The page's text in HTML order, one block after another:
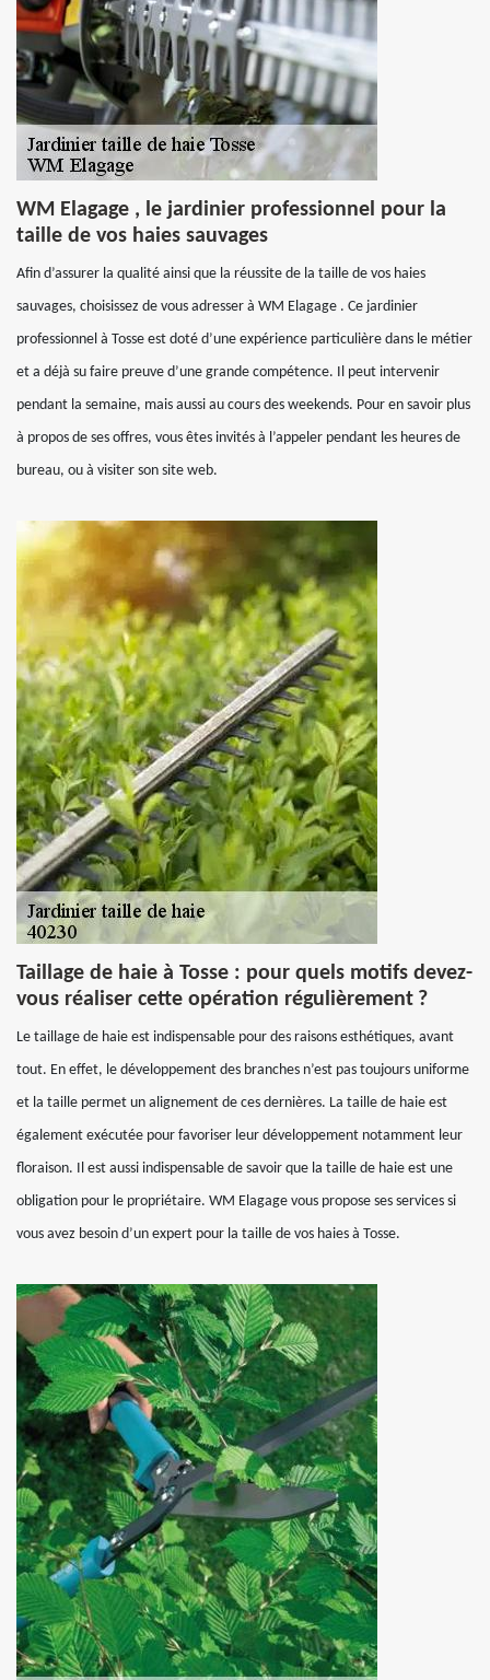
WM Elagage , le jardinier professionnel pour la
taille de vos haies sauvages
Afin d’assurer la qualité ainsi que la réussite de la taille de vos haies
sauvages, choisissez de vous adresser à WM Elagage . Ce jardinier
professionnel à Tosse est doté d’une expérience particulière dans le métier
et a déjà su faire preuve d’une grande compétence. Il peut intervenir
pendant la semaine, mais aussi au cours des weekends. Pour en savoir plus
à propos de ses offres, vous êtes invités à l’appeler pendant les heures de
bureau, ou à visiter son site web.
Taillage de haie à Tosse : pour quels motifs devez-
vous réaliser cette opération régulièrement ?
Le taillage de haie est indispensable pour des raisons esthétiques, avant
tout. En effet, le développement des branches n’est pas toujours uniforme
et la taille permet un alignement de ces dernières. La taille de haie est
également exécutée pour favoriser leur développement notamment leur
floraison. Il est aussi indispensable de savoir que la taille de haie est une
obligation pour le propriétaire. WM Elagage vous propose ses services si
vous avez besoin d’un expert pour la taille de vos haies à Tosse.